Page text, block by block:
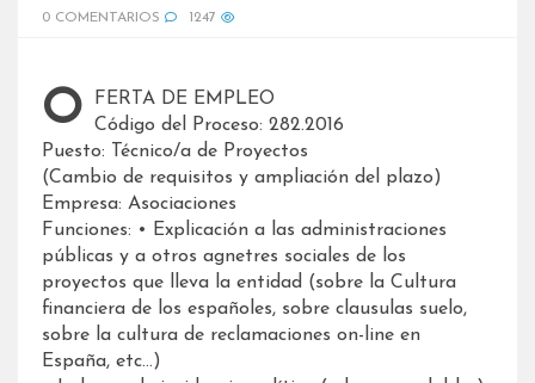
0 COMENTARIOS
1247
OFERTA DE EMPLEO
Código del Proceso: 282.2016
Puesto: Técnico/a de Proyectos
(Cambio de requisitos y ampliación del plazo)
Empresa: Asociaciones
Funciones: • Explicación a las administraciones
públicas y a otros agnetres sociales de los
proyectos que lleva la entidad (sobre la Cultura
financiera de los españoles, sobre clausulas suelo,
sobre la cultura de reclamaciones on-line en
España, etc…)